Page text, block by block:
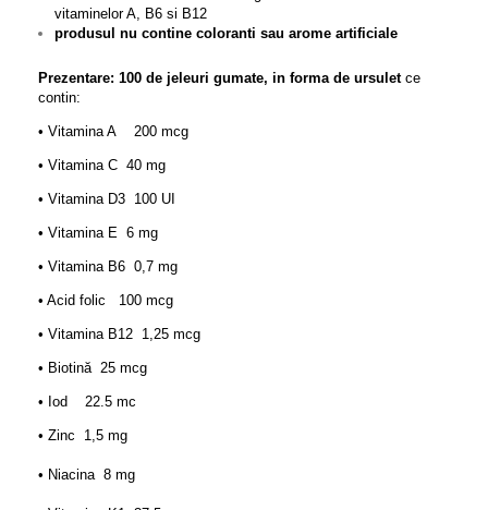
vitaminelor A, B6 si B12
produsul nu contine coloranti sau arome artificiale
Prezentare: 100 de jeleuri gumate, in forma de ursulet ce
contin:
• Vitamina A 200 mcg
• Vitamina C 40 mg
• Vitamina D3 100 UI
• Vitamina E 6 mg
• Vitamina B6 0,7 mg
• Acid folic 100 mcg
• Vitamina B12 1,25 mcg
• Biotină 25 mcg
• Iod 22.5 mc
• Zinc 1,5 mg
• Niacina 8 mg